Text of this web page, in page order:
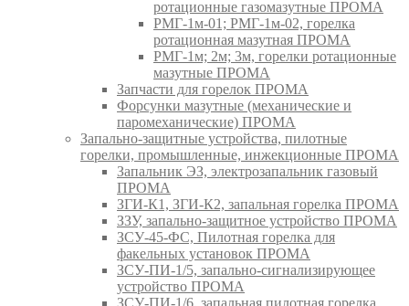
ротационные газомазутные ПРОМА
РМГ-1м-01; РМГ-1м-02, горелка
ротационная мазутная ПРОМА
РМГ-1м; 2м; 3м, горелки ротационные
мазутные ПРОМА
Запчасти для горелок ПРОМА
Форсунки мазутные (механические и
паромеханические) ПРОМА
Запально-защитные устройства, пилотные
горелки, промышленные, инжекционные ПРОМА
Запальник ЭЗ, электрозапальник газовый
ПРОМА
ЗГИ-К1, ЗГИ-К2, запальная горелка ПРОМА
ЗЗУ, запально-защитное устройство ПРОМА
ЗСУ-45-ФС, Пилотная горелка для
факельных установок ПРОМА
ЗСУ-ПИ-1/5, запально-сигнализирующее
устройство ПРОМА
ЗСУ-ПИ-1/6, запальная пилотная горелка